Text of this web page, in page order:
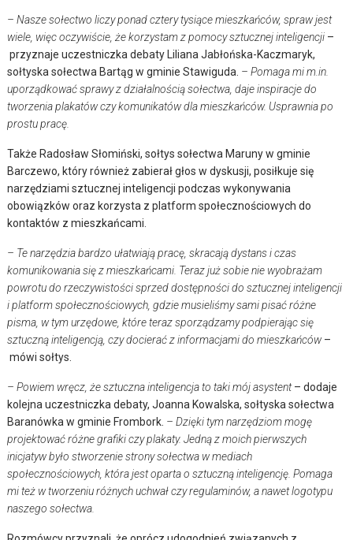
– Nasze sołectwo liczy ponad cztery tysiące mieszkańców, spraw jest
wiele, więc oczywiście, że korzystam z pomocy sztucznej inteligencji –
przyznaje uczestniczka debaty Liliana Jabłońska-Kaczmaryk,
sołtyska sołectwa Bartąg w gminie Stawiguda. – Pomaga mi m.in.
uporządkować sprawy z działalnością sołectwa, daje inspiracje do
tworzenia plakatów czy komunikatów dla mieszkańców. Usprawnia po
prostu pracę.
Także Radosław Słomiński, sołtys sołectwa Maruny w gminie
Barczewo, który również zabierał głos w dyskusji, posiłkuje się
narzędziami sztucznej inteligencji podczas wykonywania
obowiązków oraz korzysta z platform społecznościowych do
kontaktów z mieszkańcami.
– Te narzędzia bardzo ułatwiają pracę, skracają dystans i czas
komunikowania się z mieszkańcami. Teraz już sobie nie wyobrażam
powrotu do rzeczywistości sprzed dostępności do sztucznej inteligencji
i platform społecznościowych, gdzie musieliśmy sami pisać różne
pisma, w tym urzędowe, które teraz sporządzamy podpierając się
sztuczną inteligencją, czy docierać z informacjami do mieszkańców–
mówi sołtys.
– Powiem wręcz, że sztuczna inteligencja to taki mój asystent– dodaje
kolejna uczestniczka debaty, Joanna Kowalska, sołtyska sołectwa
Baranówka w gminie Frombork. – Dzięki tym narzędziom mogę
projektować różne grafiki czy plakaty. Jedną z moich pierwszych
inicjatyw było stworzenie strony sołectwa w mediach
społecznościowych, która jest oparta o sztuczną inteligencję. Pomaga
mi też w tworzeniu różnych uchwał czy regulaminów, a nawet logotypu
naszego sołectwa.